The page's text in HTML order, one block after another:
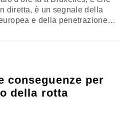
diretta, è un segnale della
e della penetrazione
disperazione…
conseguenze per
della rotta